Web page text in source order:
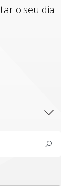
o seu dia